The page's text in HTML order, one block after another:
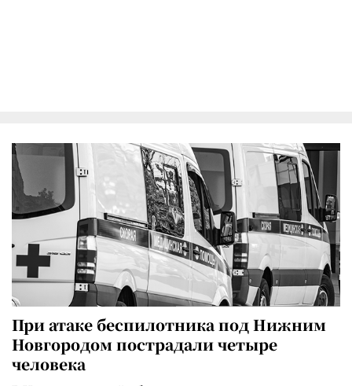
При атаке беспилотника под Нижним
Новгородом пострадали четыре
человека